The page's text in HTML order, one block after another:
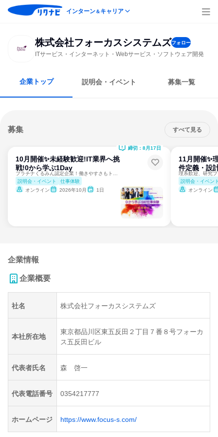
インターン＆キャリア
株式会社フォーカスシステムズフォロー
ITサービス・インターネット・Webサービス・ソフトウェア開発
企業トップ 説明会・イベント 募集一覧
募集 すべて見る
10月開催✨未経験歓迎!IT業界へ挑
戦!0から学ぶ1Day
説明会・イベント
仕事体験
オンライン
2026年10月 1日
締切：8月17日
11月開催✨
件定義・設
説明会・イベン
オンライン
企業情報
企業概要
社名 株式会社フォーカスシステムズ
本社所在地
東京都品川区東五反田２丁目７番８号フォーカ
ス五反田ビル
代表者氏名 森 啓一
代表電話番号 0354217777
ホームページ https://www.focus-s.com/